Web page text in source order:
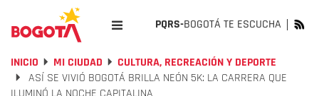
PQRS-BOGOTÁ TE ESCUCHA
INICIO MI CIUDAD
CULTURA, RECREACIÓN Y DEPORTE
ASÍ SE VIVIÓ BOGOTÁ BRILLA NEÓN 5K: LA CARRERA QUE